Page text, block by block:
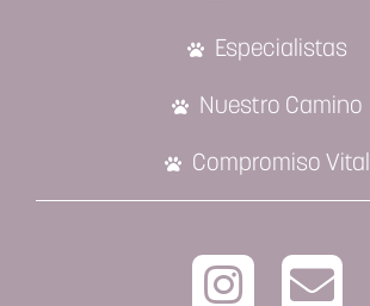
Especialistas
Nuestro Camino
Compromiso Vital